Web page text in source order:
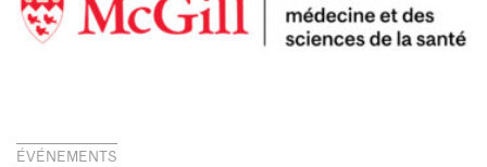
ÉVÉNEMENTS